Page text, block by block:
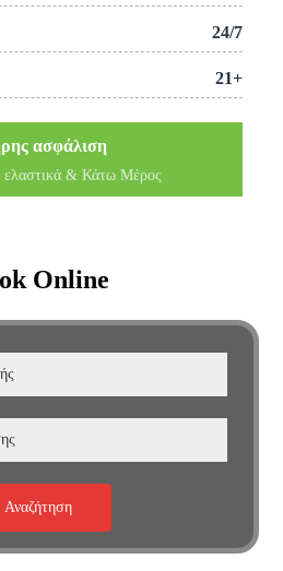
24/7
21+
ασφάλιση
ελαστικά & Κάτω Μέρος
Online